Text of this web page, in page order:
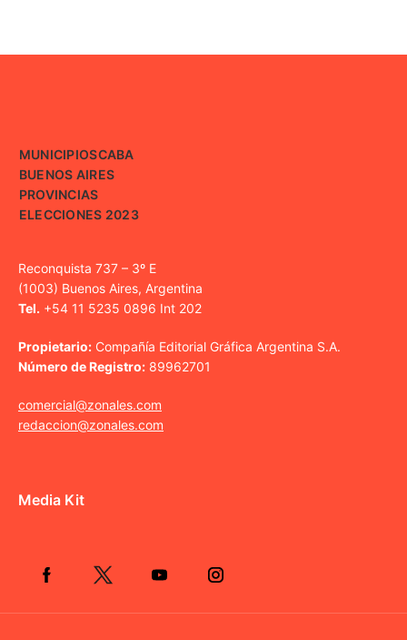
MUNICIPIOSCABA
BUENOS AIRES
PROVINCIAS
ELECCIONES 2023
Reconquista 737 – 3º E
(1003) Buenos Aires, Argentina
Tel. +54 11 5235 0896 Int 202
Propietario: Compañía Editorial Gráfica Argentina S.A.
Número de Registro: 89962701
comercial@zonales.com
redaccion@zonales.com
Media Kit